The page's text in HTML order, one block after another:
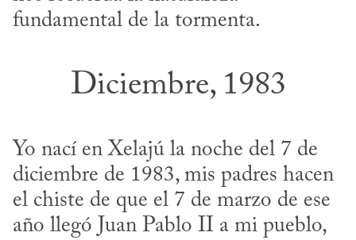
fundamental de la tormenta.
Diciembre, 1983
Yo nací en Xelajú la noche del 7 de
diciembre de 1983, mis padres hacen
el chiste de que el 7 de marzo de ese
año llegó Juan Pablo II a mi pueblo,